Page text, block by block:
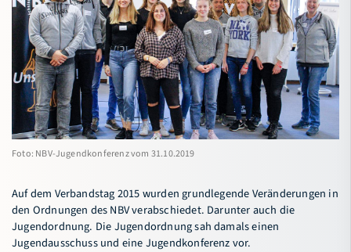
Foto: NBV-Jugendkonferenz vom 31.10.2019
Auf dem Verbandstag 2015 wurden grundlegende Veränderungen in
den Ordnungen des NBV verabschiedet. Darunter auch die
Jugendordnung. Die Jugendordnung sah damals einen
Jugendausschuss und eine Jugendkonferenz vor.
Freiwilligendienst (FWD) im Sport
Basketball-Camp Sögel
Service
Verband
Bildungsportal Meldeportal